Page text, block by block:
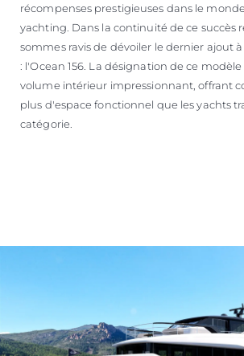
récompenses prestigieuses dans le
yachting. Dans la continuité de ce succès
sommes ravis de dévoiler le dernier ajout
: l'Ocean 156. La désignation de ce
volume intérieur impressionnant, offrant
plus d'espace fonctionnel que les yachts
catégorie.